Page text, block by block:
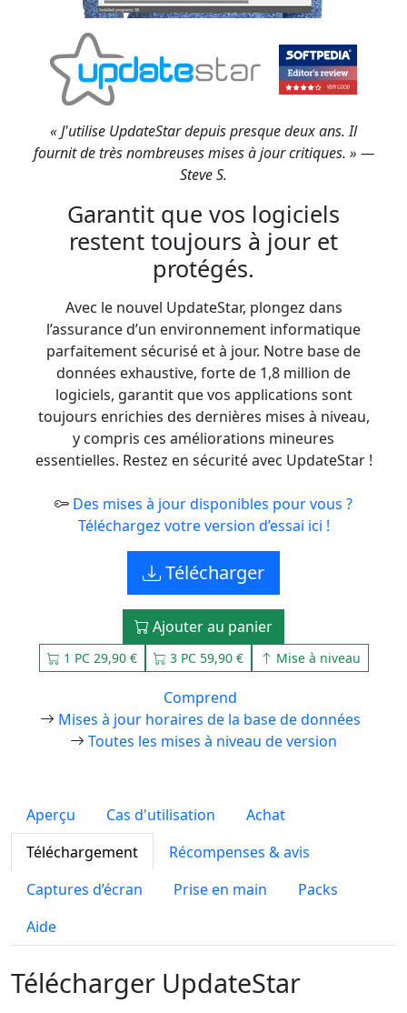
« J'utilise UpdateStar depuis presque deux ans. Il
fournit de très nombreuses mises à jour critiques. » —
Steve S.
Garantit que vos logiciels
restent toujours à jour et
protégés.
Avec le nouvel UpdateStar, plongez dans
l’assurance d’un environnement informatique
parfaitement sécurisé et à jour. Notre base de
données exhaustive, forte de 1,8 million de
logiciels, garantit que vos applications sont
toujours enrichies des dernières mises à niveau,
y compris ces améliorations mineures
essentielles. Restez en sécurité avec UpdateStar !
Des mises à jour disponibles pour vous ?
Téléchargez votre version d’essai ici !
Télécharger
Ajouter au panier
1 PC 29,90 € 3 PC 59,90 € Mise à niveau
Comprend
Mises à jour horaires de la base de données
Toutes les mises à niveau de version
Aperçu Cas d'utilisation
Achat
Téléchargement
Récompenses & avis
Captures d’écran
Prise en main
Packs
Aide
Télécharger UpdateStar